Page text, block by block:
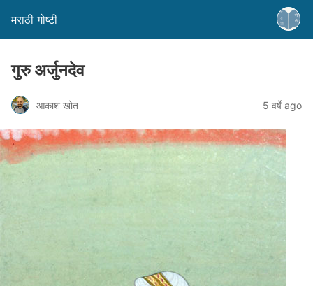
मराठी गोष्टी
गुरु अर्जुनदेव
आकाश खोत 5 वर्षे ago